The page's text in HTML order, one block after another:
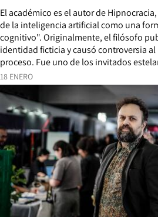
18 ENERO
El académico es el autor de
de la inteligencia artificial como una
cognitivo". Originalmente, el filósofo
identidad ficticia y causó controversia al
proceso. Fue uno de los invitados